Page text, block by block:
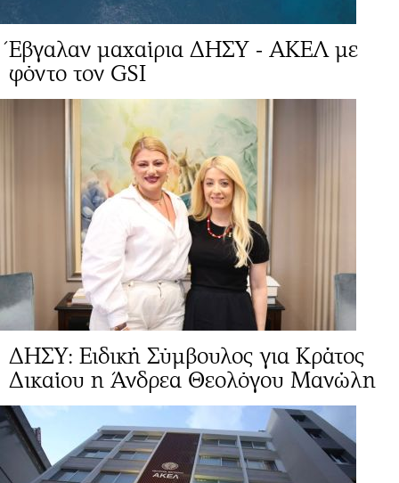
Έβγαλαν μαχαίρια ΔΗΣΥ - ΑΚΕΛ με
φόντο τον GSI
ΔΗΣΥ: Ειδική Σύμβουλος για Κράτος
Δικαίου η Άνδρεα Θεολόγου Μανώλη